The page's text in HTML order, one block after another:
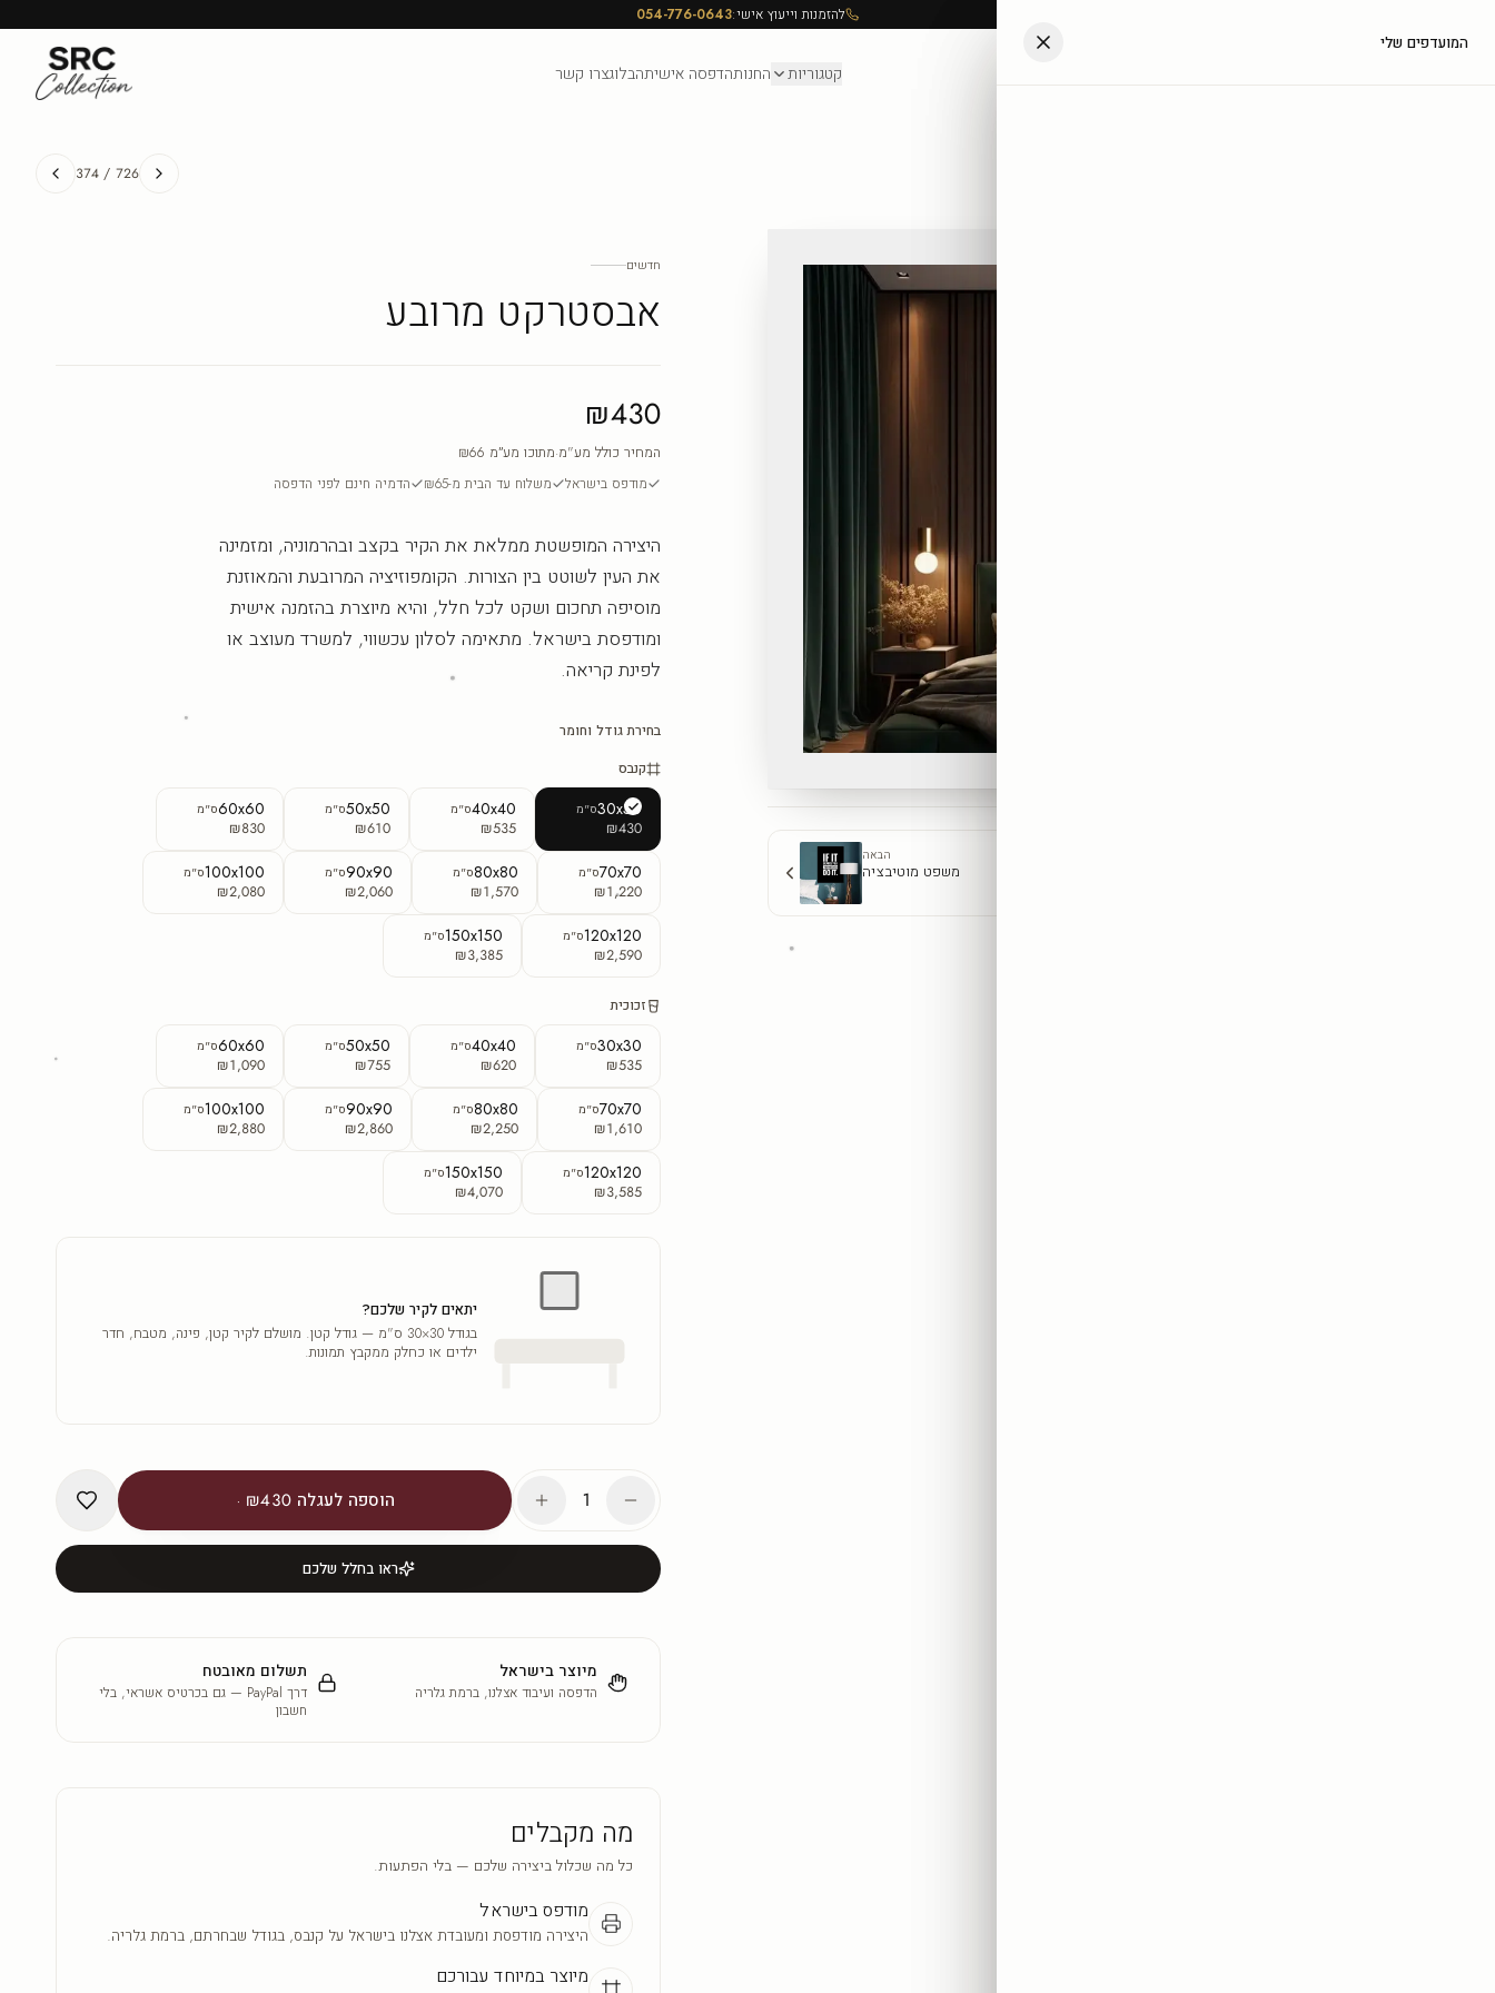
להזמנות וייעוץ אישי:054-776-0643
קטגוריות החנותהדפסה אישיתהבלוגצרו קשר
374 / 726
הבאה
משפט מוטיבציה
חדשים
אבסטרקט מרובע
₪430
המחיר כולל מע"מ·מתוכו מע״מ ₪66
מודפס בישראל
משלוח עד הבית מ-₪65 הדמיה חינם לפני הדפסה
היצירה המופשטת ממלאת את הקיר בקצב ובהרמוניה, ומזמינה
את העין לשוטט בין הצורות. הקומפוזיציה המרובעת והמאוזנת
מוסיפה תחכום ושקט לכל חלל, והיא מיוצרת בהזמנה אישית
ומודפסת בישראל. מתאימה לסלון עכשווי, למשרד מעוצב או
לפינת קריאה.
בחירת גודל וחומר
קנבס
30x30ס"מ
₪430
40x40ס"מ
₪535
50x50ס"מ
₪610
60x60ס"מ
₪830
70x70ס"מ
₪1,220
80x80ס"מ
₪1,570
90x90ס"מ
₪2,060
100x100ס"מ
₪2,080
120x120ס"מ
₪2,590
150x150ס"מ
₪3,385
זכוכית
30x30ס"מ
₪535
40x40ס"מ
₪620
50x50ס"מ
₪755
60x60ס"מ
₪1,090
70x70ס"מ
₪1,610
80x80ס"מ
₪2,250
90x90ס"מ
₪2,860
100x100ס"מ
₪2,880
120x120ס"מ
₪3,585
150x150ס"מ
₪4,070
יתאים לקיר שלכם?
בגודל 30×30 ס"מ — גודל קטן. מושלם לקיר קטן, פינה, מטבח, חדר
ילדים או כחלק ממקבץ תמונות.
1 הוספה לעגלה · ₪430
ראו בחלל שלכם
מיוצר בישראל
הדפסה ועיבוד אצלנו, ברמת גלריה
תשלום מאובטח
דרך PayPal — גם בכרטיס אשראי, בלי
חשבון
מה מקבלים
כל מה שכלול ביצירה שלכם — בלי הפתעות.
מודפס בישראל
היצירה מודפסת ומעובדת אצלנו בישראל על קנבס, בגודל שבחרתם, ברמת גלריה.
מיוצר במיוחד עבורכם
העגלה שלך
המועדפים שלי